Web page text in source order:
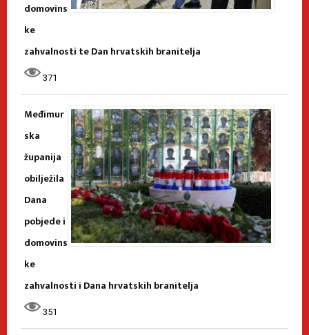
domovins
ke
zahvalnosti te Dan hrvatskih branitelja
371
Međimur
ska
županija
obilježila
Dana
pobjede i
domovins
ke
zahvalnosti i Dana hrvatskih branitelja
351